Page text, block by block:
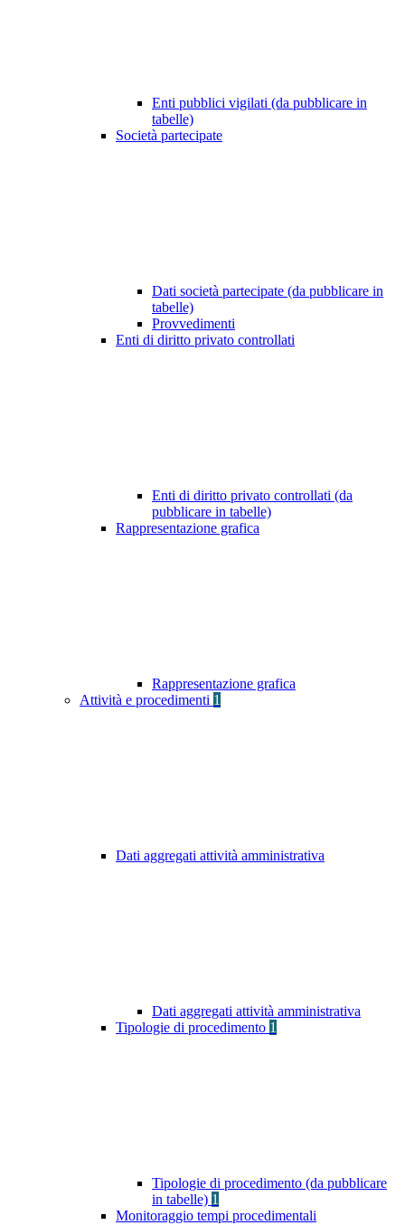
Enti pubblici vigilati (da pubblicare in
tabelle)
Società partecipate
Dati società partecipate (da pubblicare in
tabelle)
Provvedimenti
Enti di diritto privato controllati
Enti di diritto privato controllati (da
pubblicare in tabelle)
Rappresentazione grafica
Rappresentazione grafica
Attività e procedimenti 1
Dati aggregati attività amministrativa
Dati aggregati attività amministrativa
Tipologie di procedimento 1
Tipologie di procedimento (da pubblicare
in tabelle) 1
Monitoraggio tempi procedimentali